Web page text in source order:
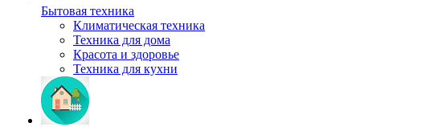
Бытовая техника
Климатическая техника
Техника для дома
Красота и здоровье
Техника для кухни